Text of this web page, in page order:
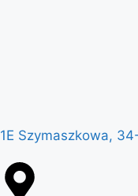
1E Szymaszkowa,